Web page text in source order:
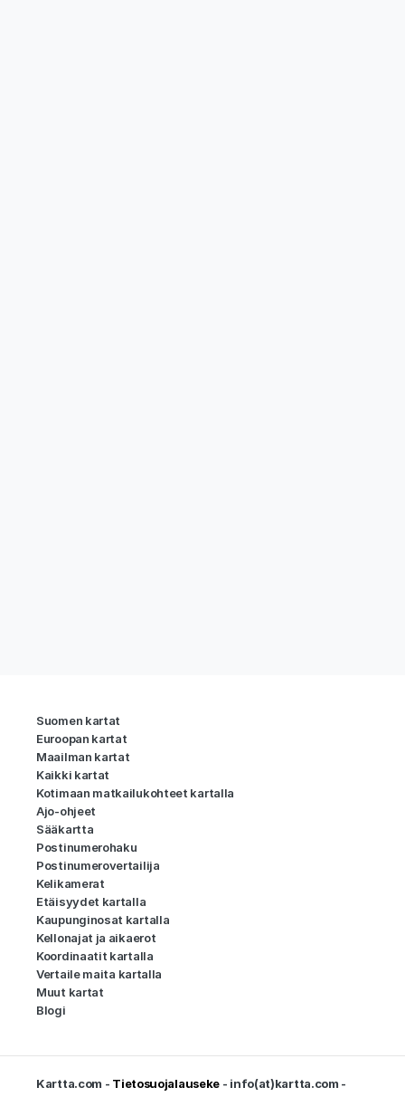
Suomen kartat
Euroopan kartat
Maailman kartat
Kaikki kartat
Kotimaan matkailukohteet kartalla
Ajo-ohjeet
Sääkartta
Postinumerohaku
Postinumerovertailija
Kelikamerat
Etäisyydet kartalla
Kaupunginosat kartalla
Kellonajat ja aikaerot
Koordinaatit kartalla
Vertaile maita kartalla
Muut kartat
Blogi
Kartta.com - Tietosuojalauseke - info(at)kartta.com -